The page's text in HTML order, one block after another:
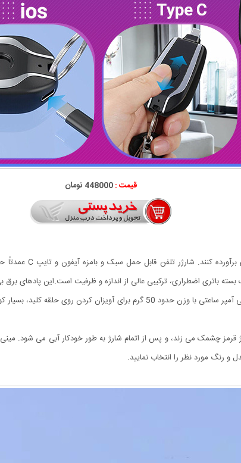
قیمت :448000 تومان
باتری اضطراری، ترکیبی عالی از اندازه و ظرفیت است.این پادهای برق
فوق العاده جمع و جور و قابل حمل با باتری داخلی 1200 میلی آمپر ساعتی با
رنگ مورد نظر را انتخاب نمایید.